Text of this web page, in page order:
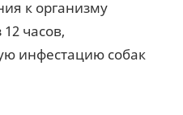
к организму
часов,
инфестацию собак